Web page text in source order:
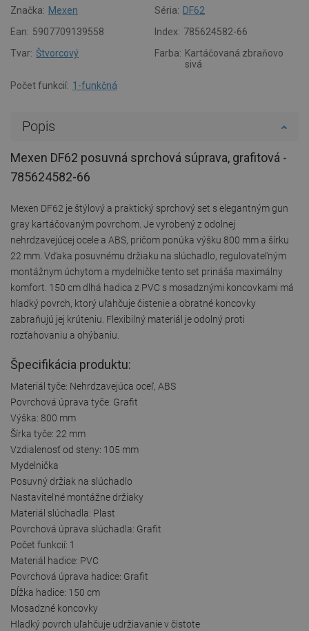
Značka: Mexen Séria: DF62
Ean: 5907709139558 Index: 785624582-66
Tvar: Štvorcový Farba: Kartáčovaná zbraňovo
sivá
Počet funkcií: 1-funkčná
Popis
Mexen DF62 posuvná sprchová súprava, grafitová -
785624582-66
Mexen DF62 je štýlový a praktický sprchový set s elegantným gun
gray kartáčovaným povrchom. Je vyrobený z odolnej
nehrdzavejúcej ocele a ABS, pričom ponúka výšku 800 mm a šírku
22 mm. Vďaka posuvnému držiaku na slúchadlo, regulovateľným
montážnym úchytom a mydelničke tento set prináša maximálny
komfort. 150 cm dlhá hadica z PVC s mosadznými koncovkami má
hladký povrch, ktorý uľahčuje čistenie a obratné koncovky
zabraňujú jej krúteniu. Flexibilný materiál je odolný proti
rozťahovaniu a ohýbaniu.
Špecifikácia produktu:
Materiál tyče: Nehrdzavejúca oceľ, ABS
Povrchová úprava tyče: Grafit
Výška: 800 mm
Šírka tyče: 22 mm
Vzdialenosť od steny: 105 mm
Mydelnička
Posuvný držiak na slúchadlo
Nastaviteľné montážne držiaky
Materiál slúchadla: Plast
Povrchová úprava slúchadla: Grafit
Počet funkcií: 1
Materiál hadice: PVC
Povrchová úprava hadice: Grafit
Dĺžka hadice: 150 cm
Mosadzné koncovky
Hladký povrch uľahčuje udržiavanie v čistote